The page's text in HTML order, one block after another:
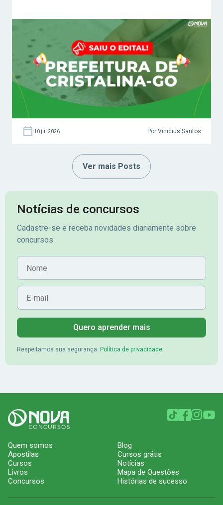
10 jul 2026 Por Vinicius Santos
Ver mais Posts
Notícias de concursos
Cadastre-se e receba novidades diariamente sobre
concursos
Nome
E-mail
Quero aprender mais
Respeitamos sua segurança. Política de privacidade
Quem somos
Apostilas
Cursos
Livros
Concursos
Blog
Cursos grátis
Notícias
Mapa de Questões
Histórias de sucesso